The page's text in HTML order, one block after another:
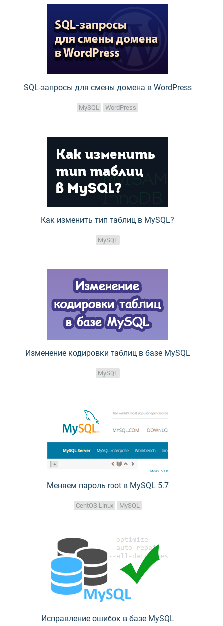
SQL-запросы для смены домена в WordPress
MySQL WordPress
Как изменить тип таблиц в MySQL?
MySQL
Изменение кодировки таблиц в базе MySQL
MySQL
Меняем пароль root в MySQL 5.7
CentOS Linux MySQL
Исправление ошибок в базе MySQL